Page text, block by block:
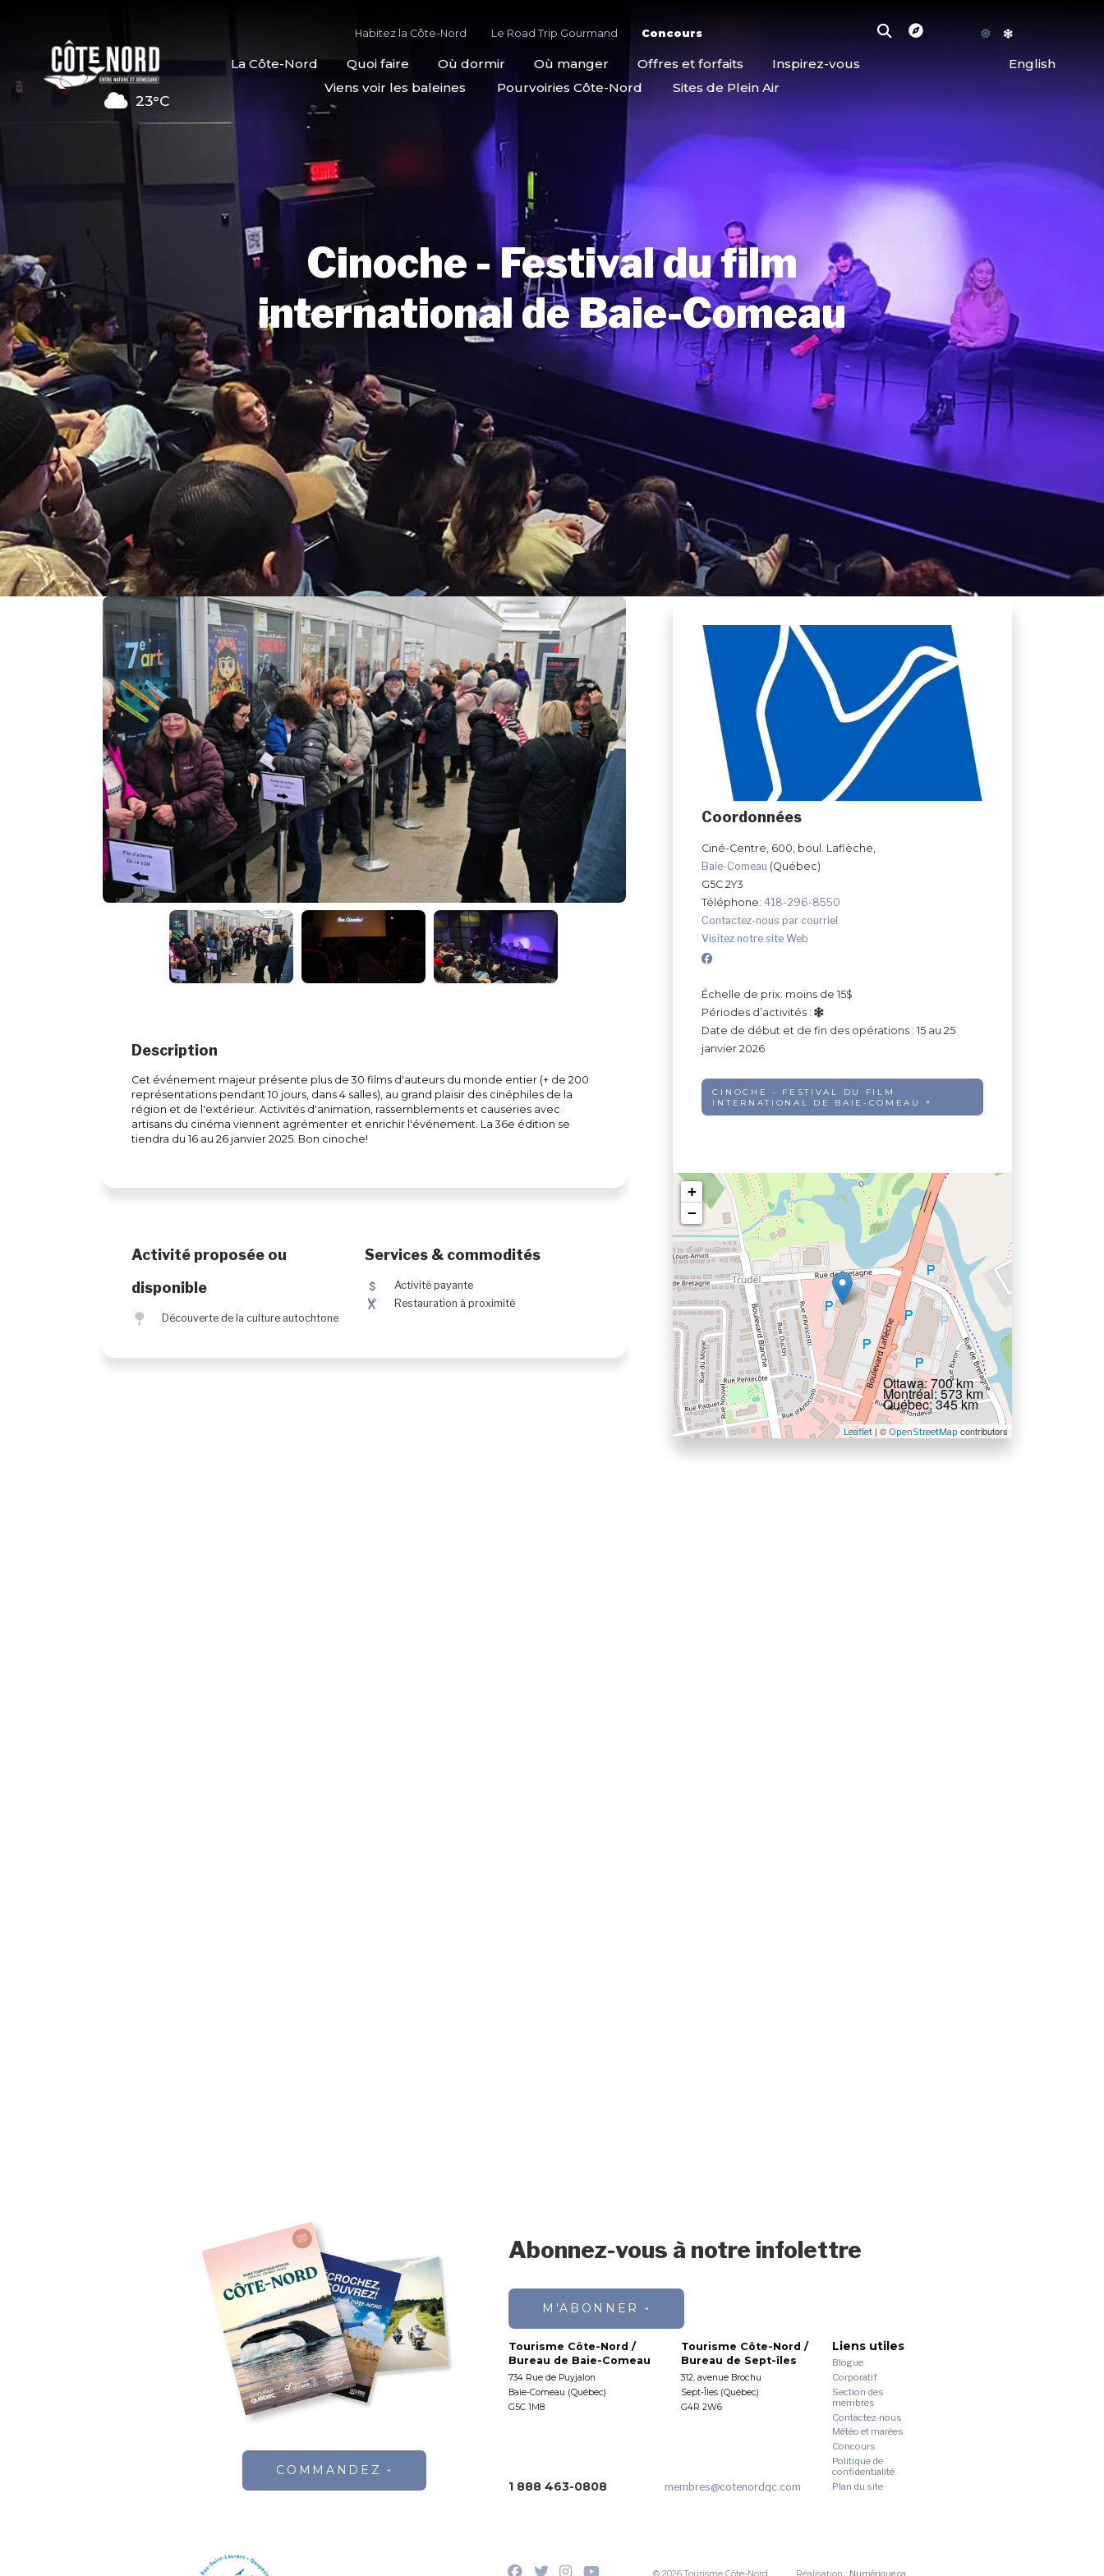
23°C
Habitez la Côte-Nord Le Road Trip Gourmand Concours
La Côte-Nord Quoi faire Où dormir Où manger Offres et forfaits Inspirez-vous
English
Viens voir les baleines
Pourvoiries Côte-Nord Sites de Plein Air
Cinoche - Festival du film
international de Baie-Comeau
Coordonnées
Ciné-Centre, 600, boul. Laflèche,
Baie-Comeau (Québec)
G5C 2Y3
Téléphone: 418-296-8550
Contactez-nous par courriel
Visitez notre site Web
Échelle de prix: moins de 15$
Périodes d’activités :
Date de début et de fin des opérations : 15 au 25
janvier 2026
CINOCHE - FESTIVAL DU FILM
INTERNATIONAL DE BAIE-COMEAU
+
−
Leaflet | © OpenStreetMap contributors
Ottawa: 700 km
Montréal: 573 km
Québec: 345 km
Description
Cet événement majeur présente plus de 30 films d'auteurs du monde entier (+ de 200
représentations pendant 10 jours, dans 4 salles), au grand plaisir des cinéphiles de la
région et de l'extérieur. Activités d'animation, rassemblements et causeries avec
artisans du cinéma viennent agrémenter et enrichir l'événement. La 36e édition se
tiendra du 16 au 26 janvier 2025. Bon cinoche!
Activité proposée ou
disponible
z Découverte de la culture autochtone
Services & commodités
5 Activité payante
¶ Restauration à proximité
COMMANDEZ
Abonnez-vous à notre infolettre
M'ABONNER
Tourisme Côte-Nord /
Bureau de Baie-Comeau
734 Rue de Puyjalon
Baie-Comeau (Québec)
G5C 1M8
Tourisme Côte-Nord /
Bureau de Sept-îles
312, avenue Brochu
Sept-Îles (Québec)
G4R 2W6
Liens utiles
Blogue
Corporatif
Section des
membres
Contactez-nous
Météo et marées
Concours
Politique de
confidentialité
Plan du site
1 888 463-0808 membres@cotenordqc.com
© 2026 Tourisme Côte-Nord. Réalisation : Numérique.ca